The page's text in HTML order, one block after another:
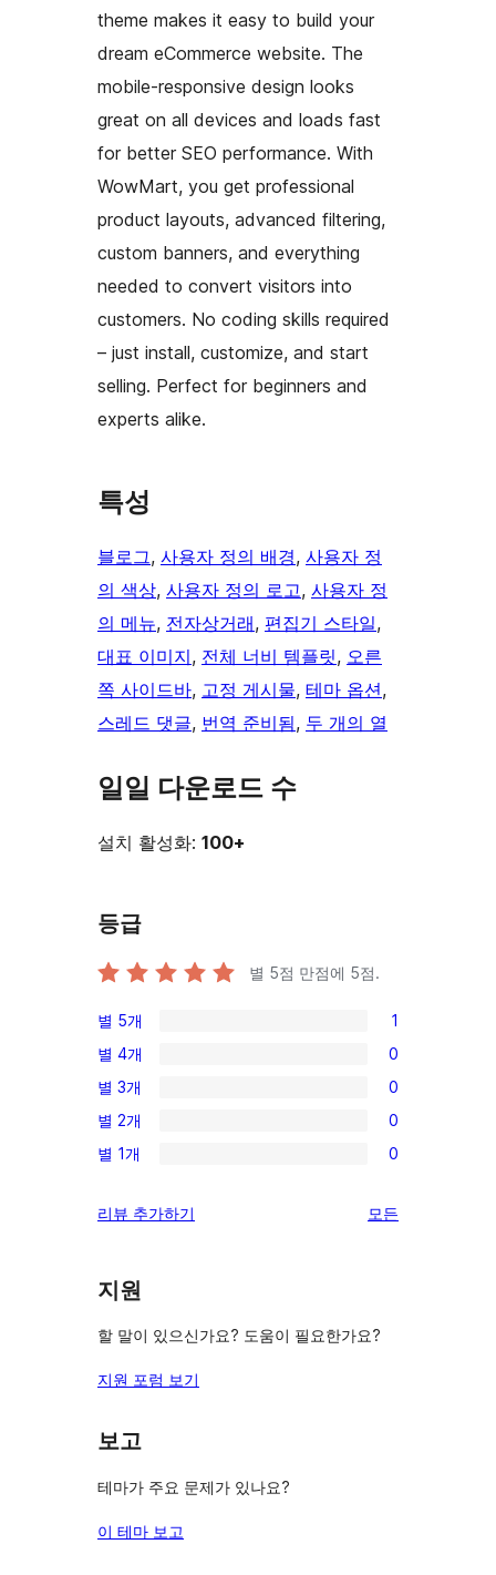
theme makes it easy to build your
dream eCommerce website. The
mobile-responsive design looks
great on all devices and loads fast
for better SEO performance. With
WowMart, you get professional
product layouts, advanced filtering,
custom banners, and everything
needed to convert visitors into
customers. No coding skills required
– just install, customize, and start
selling. Perfect for beginners and
experts alike.
특성
블로그, 사용자 정의 배경, 사용자 정
의 색상, 사용자 정의 로고, 사용자 정
의 메뉴, 전자상거래, 편집기 스타일
대표 이미지, 전체 너비 템플릿, 오른
쪽 사이드바, 고정 게시물, 테마 옵션
스레드 댓글, 번역 준비됨, 두 개의 열
일일 다운로드 수
설치 활성화: 100+
등급
별 5점 만점에 5점.
1/5-
별
점
후
기
별 5개 1
0/4-
별
점
후
별 4개 0
0/3-
별
점
기
별 3개 0
0/2-
별
후
별 2개 0
0/1-
점
기
별 1개 0
리뷰 추가하기 모든
지원
할 말이 있으신가요? 도움이 필요한가요?
지원 포럼 보기
보고
테마가 주요 문제가 있나요?
이 테마 보고